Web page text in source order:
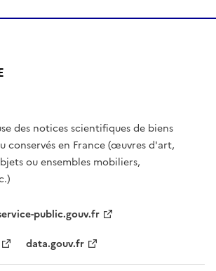
des notices scientifiques de biens
conservés en France (œuvres d'art,
ou ensembles mobiliers,
public.gouv.fr
data.gouv.fr